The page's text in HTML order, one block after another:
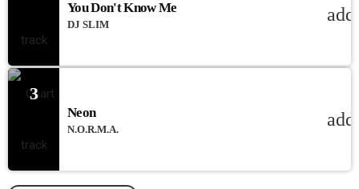
You Don't Know Me
DJ SLIM
3
Neon
N.O.R.M.A.